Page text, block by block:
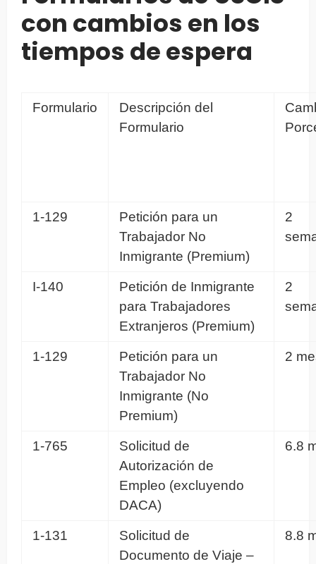
con cambios en los
tiempos de espera
Formulario
Descripción del
Formulario
1-129
Petición para un
Trabajador No
Inmigrante (Premium)
2
I-140
Petición de Inmigrante
para Trabajadores
Extranjeros (Premium)
2
1-129
Petición para un
Trabajador No
Inmigrante (No
Premium)
2
1-765
Solicitud de
Autorización de
Empleo (excluyendo
DACA)
6.8
1-131
Solicitud de
Documento de Viaje –
8.8